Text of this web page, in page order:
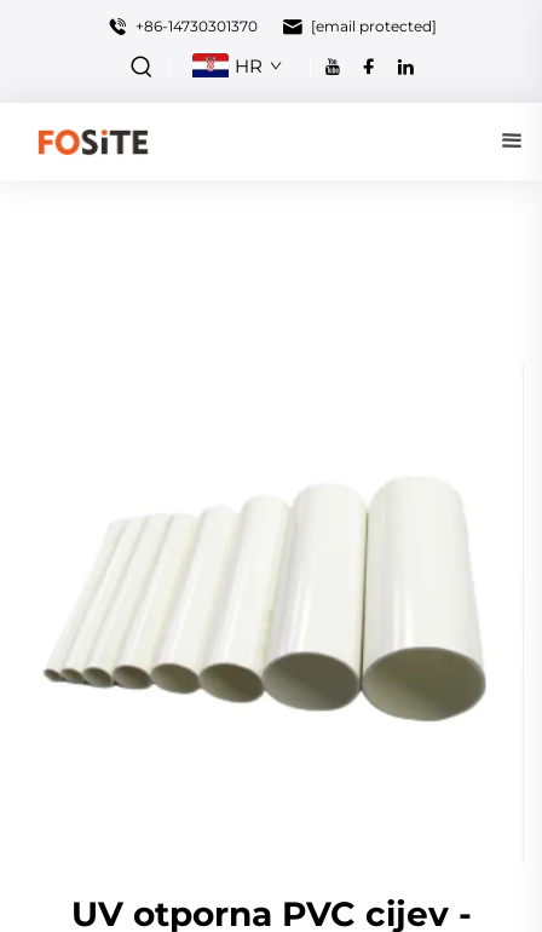
+86-14730301370 [email protected]
HR
UV otporna PVC cijev -